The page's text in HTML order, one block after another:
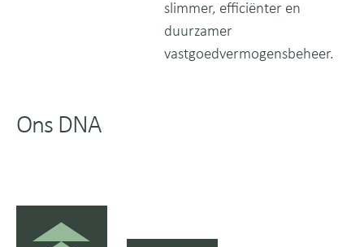
slimmer, efficiënter en
duurzamer
vastgoedvermogensbeheer.
Ons DNA